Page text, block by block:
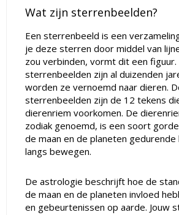
Wat zijn sterrenbeelden?
Een sterrenbeeld is een
je deze sterren door middel van
zou verbinden, vormt dit een figuur.
sterrenbeelden zijn al duizenden
worden ze vernoemd naar dieren.
sterrenbeelden zijn de 12 tekens
dierenriem voorkomen. De
zodiak genoemd, is een soort
de maan en de planeten
langs bewegen.
De astrologie beschrijft hoe de
de maan en de planeten invloed
en gebeurtenissen op aarde. Jouw